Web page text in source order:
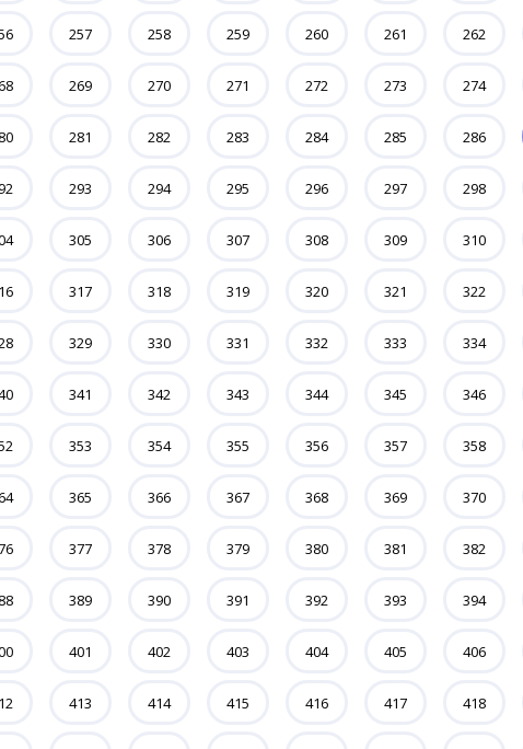
257 258 259 260 261 262
269 270 271 272 273 274
281 282 283 284 285 286
293 294 295 296 297 298
305 306 307 308 309 310
317 318 319 320 321 322
329 330 331 332 333 334
341 342 343 344 345 346
353 354 355 356 357 358
365 366 367 368 369 370
377 378 379 380 381 382
389 390 391 392 393 394
401 402 403 404 405 406
413 414 415 416 417 418